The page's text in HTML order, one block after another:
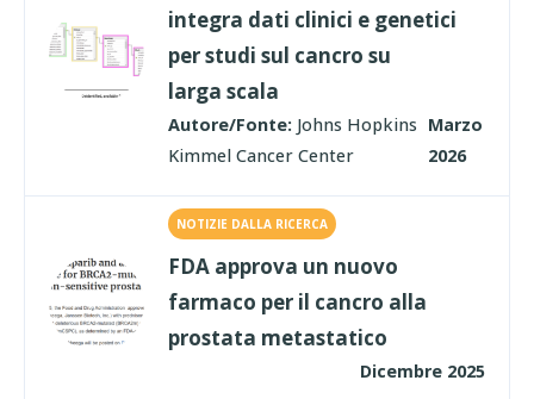
integra dati clinici e genetici
per studi sul cancro su
larga scala
Autore/Fonte: Johns Hopkins
Kimmel Cancer Center
Marzo
2026
NOTIZIE DALLA RICERCA
FDA approva un nuovo
farmaco per il cancro alla
prostata metastatico
Dicembre 2025